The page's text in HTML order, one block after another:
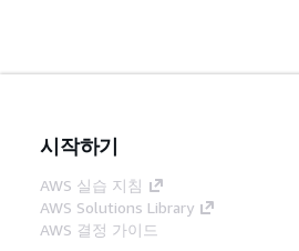
시작하기
AWS 실습 지침
AWS Solutions Library
AWS 결정 가이드